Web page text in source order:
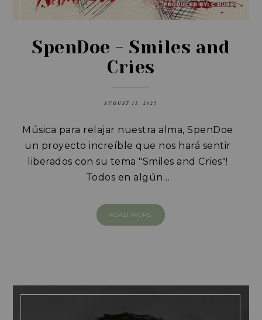
SpenDoe - Smiles and
Cries
AUGUST 15, 2025
Música para relajar nuestra alma, SpenDoe
un proyecto increíble que nos hará sentir
liberados con su tema "Smiles and Cries"!
Todos en algún…
READ MORE